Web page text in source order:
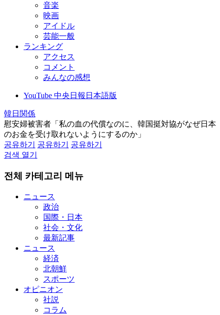
音楽
映画
アイドル
芸能一般
ランキング
アクセス
コメント
みんなの感想
YouTube 中央日報日本語版
韓日関係
慰安婦被害者「私の血の代償なのに、韓国挺対協がなぜ日本
のお金を受け取れないようにするのか」
공유하기
공유하기
공유하기
검색 열기
전체 카테고리 메뉴
ニュース
政治
国際・日本
社会・文化
最新記事
ニュース
経済
北朝鮮
スポーツ
オピニオン
社説
コラム